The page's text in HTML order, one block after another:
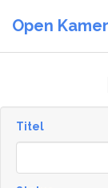
Open Kamer
Titel